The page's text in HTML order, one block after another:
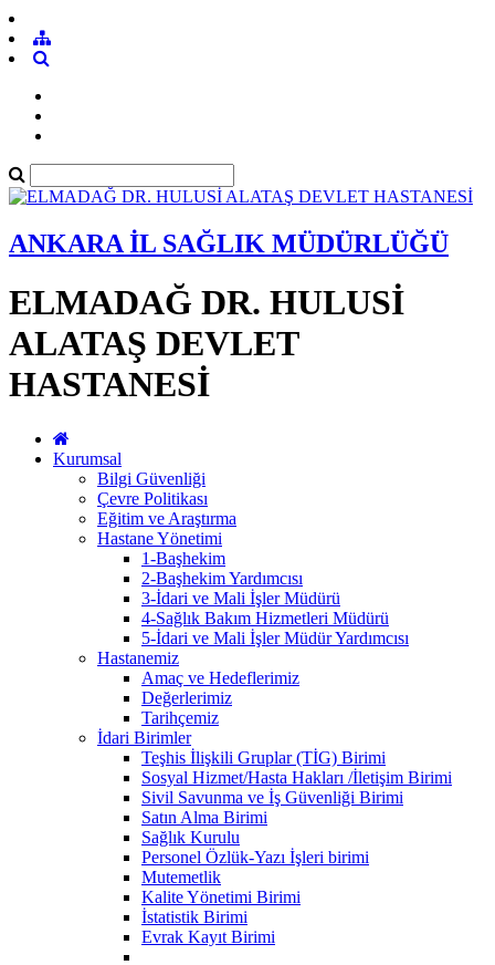
ANKARA İL SAĞLIK MÜDÜRLÜĞÜ
ELMADAĞ DR. HULUSİ
ALATAŞ DEVLET
HASTANESİ
Kurumsal
Bilgi Güvenliği
Çevre Politikası
Eğitim ve Araştırma
Hastane Yönetimi
1-Başhekim
2-Başhekim Yardımcısı
3-İdari ve Mali İşler Müdürü
4-Sağlık Bakım Hizmetleri Müdürü
5-İdari ve Mali İşler Müdür Yardımcısı
Hastanemiz
Amaç ve Hedeflerimiz
Değerlerimiz
Tarihçemiz
İdari Birimler
Teşhis İlişkili Gruplar (TİG) Birimi
Sosyal Hizmet/Hasta Hakları /İletişim Birimi
Sivil Savunma ve İş Güvenliği Birimi
Satın Alma Birimi
Sağlık Kurulu
Personel Özlük-Yazı İşleri birimi
Mutemetlik
Kalite Yönetimi Birimi
İstatistik Birimi
Evrak Kayıt Birimi